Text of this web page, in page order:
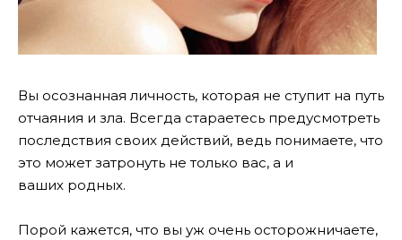
Вы осознанная личность, которая не ступит на путь
отчаяния и зла. Всегда стараетесь предусмотреть
последствия своих действий, ведь понимаете, что
это может затронуть не только вас, а и
ваших родных.
Порой кажется, что вы уж очень осторожничаете,